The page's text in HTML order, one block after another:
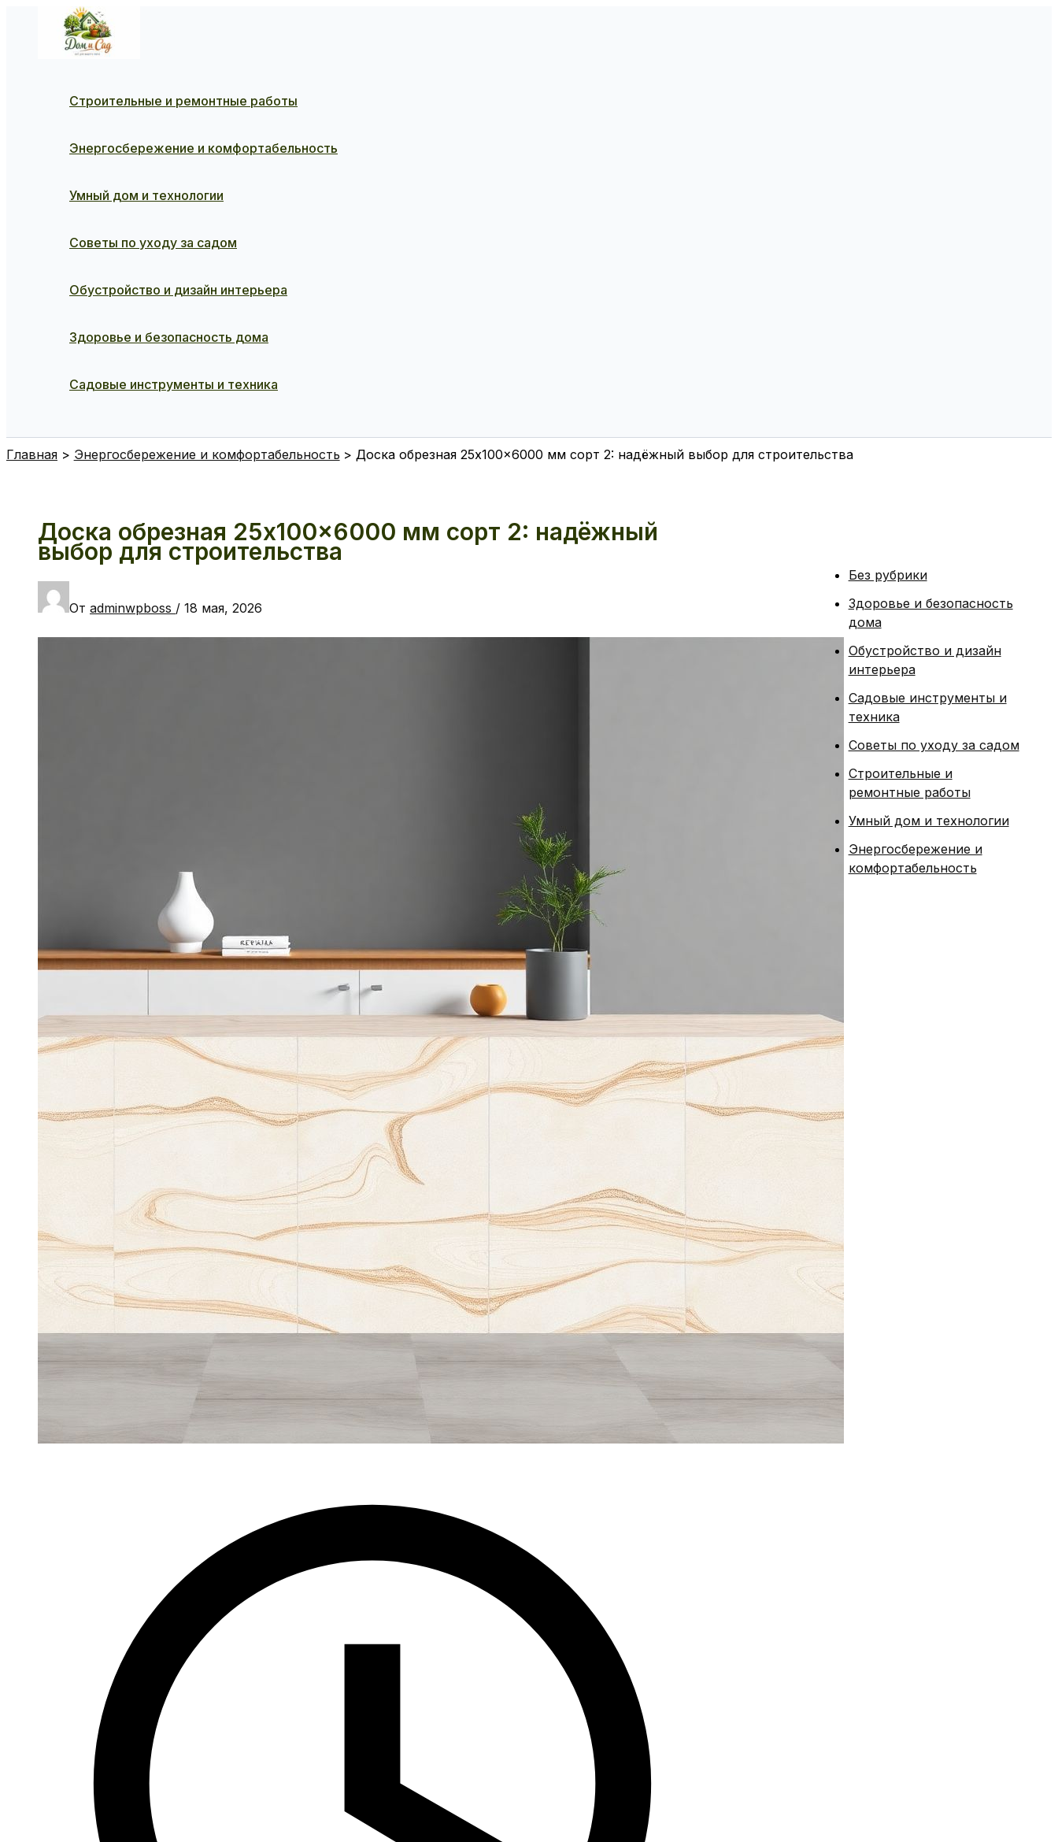
содержимому
Строительные и ремонтные работы
Энергосбережение и комфортабельность
Умный дом и технологии
Советы по уходу за садом
Обустройство и дизайн интерьера
Здоровье и безопасность дома
Садовые инструменты и техника
Главная Энергосбережение и комфортабельность Доска обрезная 25x100x6000 мм сорт 2: надёжный выбор для строительства
Доска обрезная 25x100x6000 мм сорт 2: надёжный
выбор для строительства
От adminwpboss / 18 мая, 2026
Без рубрики
Здоровье и безопасность
дома
Обустройство и дизайн
интерьера
Садовые инструменты и
техника
Советы по уходу за садом
Строительные и
ремонтные работы
Умный дом и технологии
Энергосбережение и
комфортабельность